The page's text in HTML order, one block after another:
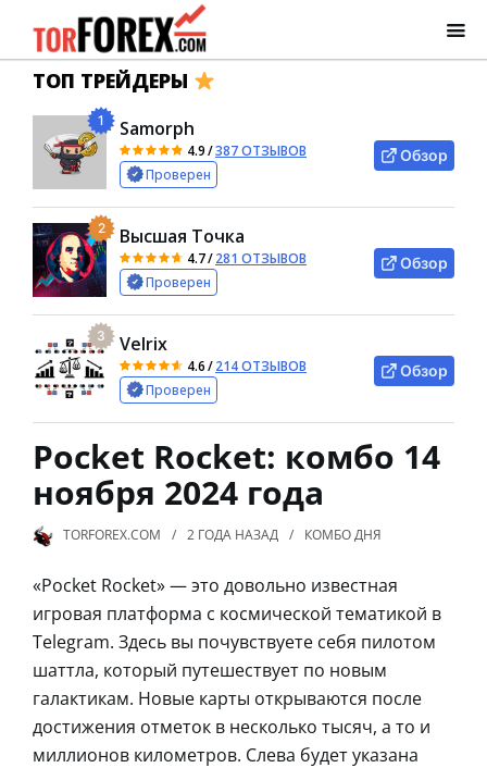
ТОП ТРЕЙДЕРЫ
1 Samorph
4.9/387 ОТЗЫВОВ
Проверен
Обзор
2 Высшая Точка
4.7/281 ОТЗЫВОВ
Проверен
Обзор
3 Velrix
4.6/214 ОТЗЫВОВ
Проверен
Обзор
Pocket Rocket: комбо 14
ноября 2024 года
TORFOREX.COM 2 ГОДА НАЗАД КОМБО ДНЯ
«Pocket Rocket» — это довольно известная
игровая платформа с космической тематикой в
Telegram. Здесь вы почувствуете себя пилотом
шаттла, который путешествует по новым
галактикам. Новые карты открываются после
достижения отметок в несколько тысяч, а то и
миллионов километров. Слева будет указана